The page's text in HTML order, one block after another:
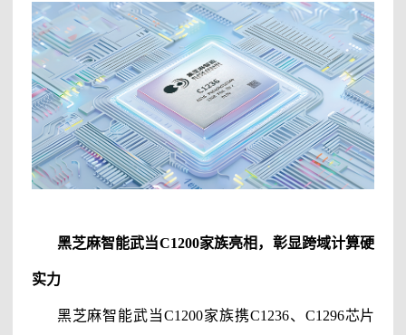
黑芝麻智能武当C1200家族亮相，彰显跨域计算硬
实力
黑芝麻智能武当C1200家族携C1236、C1296芯片